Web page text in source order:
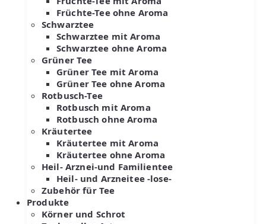
Früchte-Tee ohne Aroma
Schwarztee
Schwarztee mit Aroma
Schwarztee ohne Aroma
Grüner Tee
Grüner Tee mit Aroma
Grüner Tee ohne Aroma
Rotbusch-Tee
Rotbusch mit Aroma
Rotbusch ohne Aroma
Kräutertee
Kräutertee mit Aroma
Kräutertee ohne Aroma
Heil- Arznei-und Familientee
Heil- und Arzneitee -lose-
Zubehör für Tee
Produkte
Körner und Schrot